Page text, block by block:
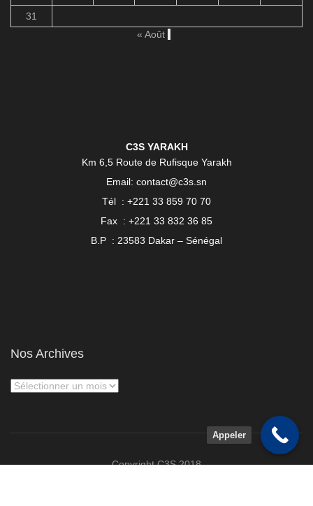
31
« Août
C3S YARAKH
Km 6,5 Route de Rufisque Yarakh
Email: contact@c3s.sn
Tél : +221 33 859 70 70
Fax : +221 33 832 36 85
B.P : 23583 Dakar – Sénégal
Nos Archives
Copyright C3S 2018
Appeler